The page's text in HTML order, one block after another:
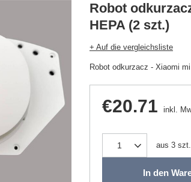
Robot
HEPA (2 szt.)
+ Auf die vergleichsliste
Robot odkurzacz - Xiaomi
€20.71 inkl.
aus 3 szt.
In den